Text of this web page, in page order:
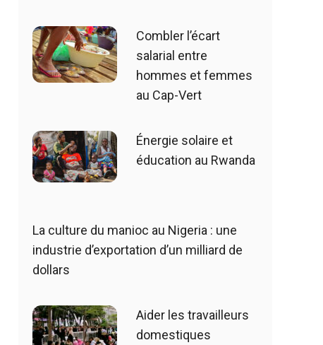
Combler l’écart
salarial entre
hommes et femmes
au Cap-Vert
Énergie solaire et
éducation au Rwanda
La culture du manioc au Nigeria : une
industrie d’exportation d’un milliard de
dollars
Aider les travailleurs
domestiques